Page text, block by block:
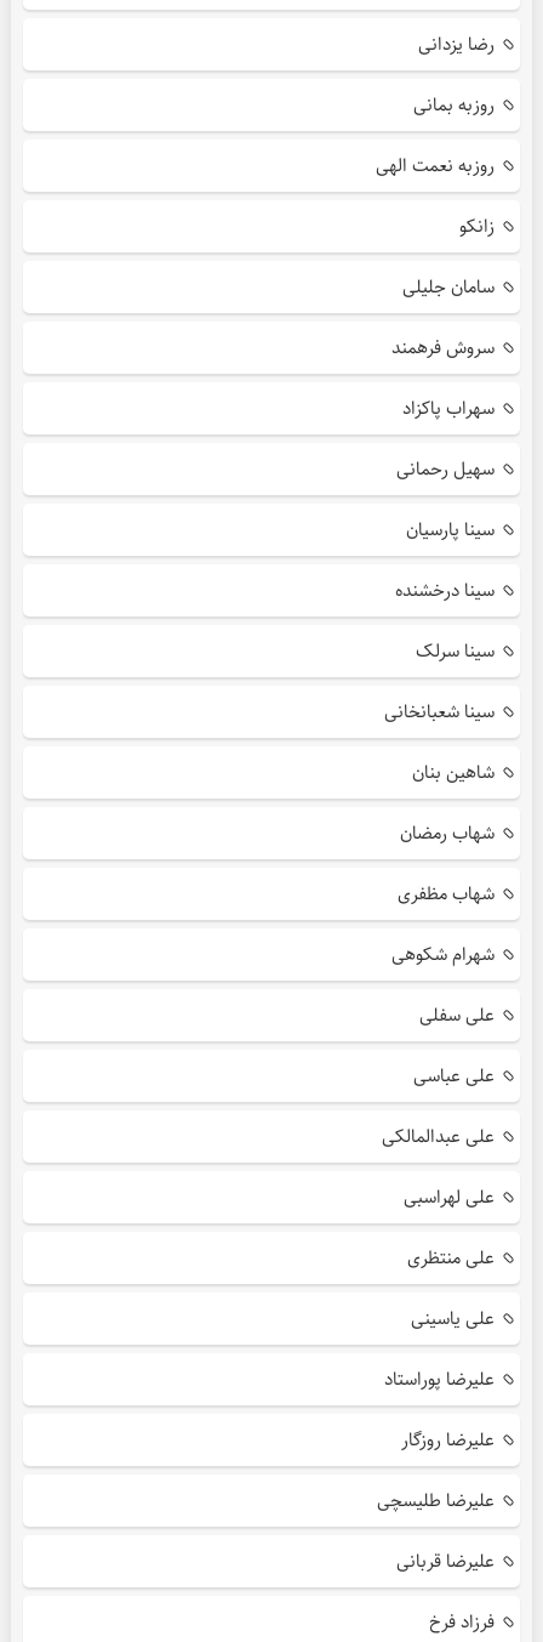
رضا یزدانی
روزبه بمانی
روزبه نعمت الهی
زانکو
سامان جلیلی
سروش فرهمند
سهراب پاکزاد
سهیل رحمانی
سینا پارسیان
سینا درخشنده
سینا سرلک
سینا شعبانخانی
شاهین بنان
شهاب رمضان
شهاب مظفری
شهرام شکوهی
علی سفلی
علی عباسی
علی عبدالمالکی
علی لهراسبی
علی منتظری
علی یاسینی
علیرضا پوراستاد
علیرضا روزگار
علیرضا طلیسچی
علیرضا قربانی
فرزاد فرخ